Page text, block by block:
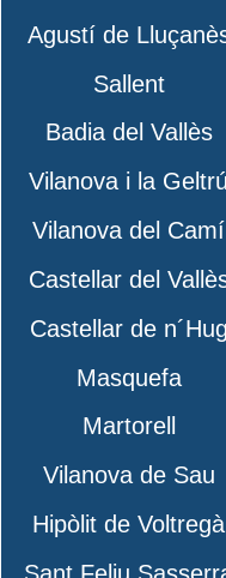
Agustí de
Sallent
Badia del Vallès
Vilanova i la Geltrú
Vilanova del Camí
Castellar del
Castellar de n´Hug
Masquefa
Martorell
Vilanova de Sau
Hipòlit de Voltregà